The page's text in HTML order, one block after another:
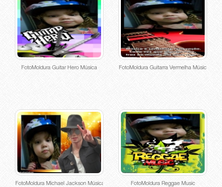
FotoMoldura Guitar Hero Música FotoMoldura Guitarra Vermelha Música
FotoMoldura Michael Jackson Música FotoMoldura Reggae Music